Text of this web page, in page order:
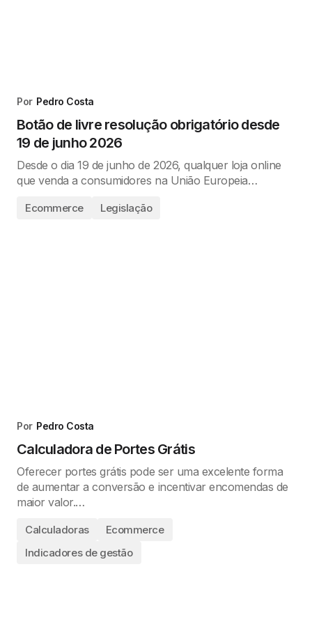
Por Pedro Costa
Botão de livre resolução obrigatório desde
19 de junho 2026
Desde o dia 19 de junho de 2026, qualquer loja online
que venda a consumidores na União Europeia…
Ecommerce Legislação
Por Pedro Costa
Calculadora de Portes Grátis
Oferecer portes grátis pode ser uma excelente forma
de aumentar a conversão e incentivar encomendas de
maior valor.…
Calculadoras
Ecommerce
Indicadores de gestão